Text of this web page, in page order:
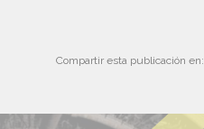
Compartir esta publicación en: